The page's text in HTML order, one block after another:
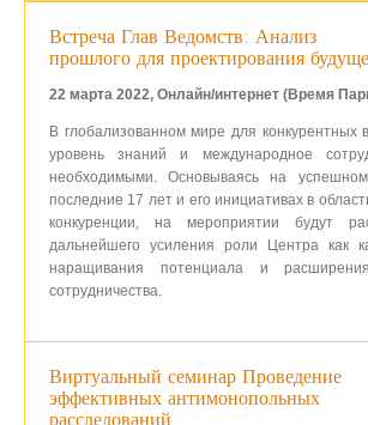
Встреча Глав Ведомств: Анализ
прошлого для проектирования
22 марта 2022, Онлайн/интернет (Время
В глобализованном мире для конкурентных
уровень знаний и международное
необходимыми. Основываясь на
последние 17 лет и его инициативах в
конкуренции, на мероприятии будут
дальнейшего усиления роли Центра как
наращивания потенциала и расширения
сотрудничества.
Виртуальный семинар Проведение
эффективных антимонопольных
расследований